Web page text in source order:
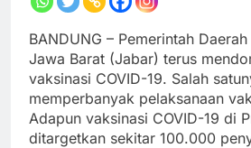
BANDUNG – Pemerintah
Jawa Barat (Jabar) terus
vaksinasi COVID-19. Salah
memperbanyak pelaksanaan
Adapun vaksinasi COVID-19 di
ditargetkan sekitar 100.000